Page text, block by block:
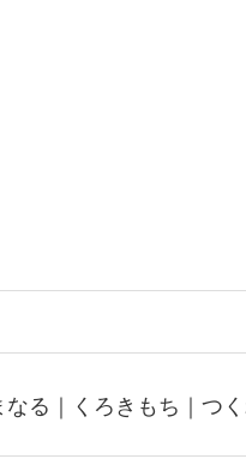
る｜くろきもち｜つ